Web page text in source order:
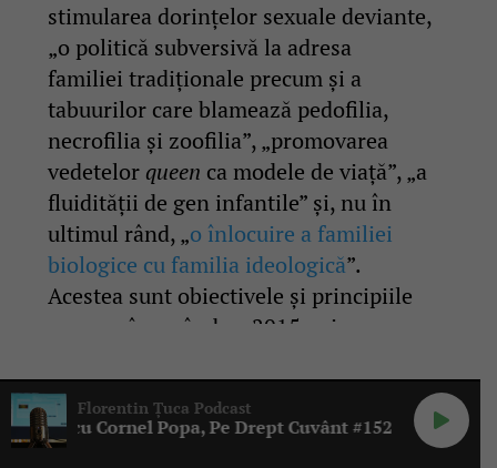
stimularea dorințelor sexuale deviante,
„o politică subversivă la adresa
familiei tradiționale precum și a
tabuurilor care blamează pedofilia,
necrofilia și zoofilia”, „promovarea
vedetelor queen ca modele de viață”, „a
fluidității de gen infantile” și, nu în
ultimul rând, „o înlocuire a familiei
biologice cu familia ideologică”.
Acestea sunt obiectivele și principiile
pe care, începând cu 2015, mișcarea
promoveze în SUA, unde, doar în
prima jumătate a anului 2022, a
organizat 49 de spectacole în 34 de
Florentin Țuca Podcast
Pe Drept Cuvânt #152 